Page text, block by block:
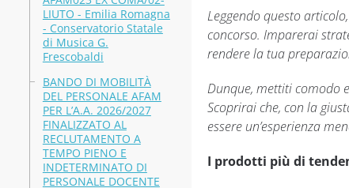
LIUTO - Emilia Romagna
- Conservatorio Statale
di Musica G.
Frescobaldi
BANDO DI MOBILITÀ
DEL PERSONALE AFAM
PER L’A.A. 2026/2027
FINALIZZATO AL
RECLUTAMENTO A
TEMPO PIENO E
INDETERMINATO DI
PERSONALE DOCENTE
Leggendo questo
concorso. Imparerai
rendere la tua
Dunque, mettiti comodo
Scoprirai che, con la
essere un’esperienza
I prodotti più di